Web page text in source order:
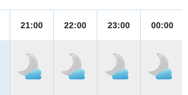
21:00 22:00 23:00 00:00